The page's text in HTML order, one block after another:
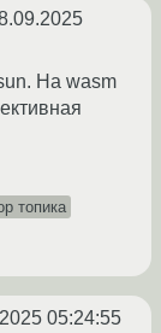
На wasm
топика
05:24:55